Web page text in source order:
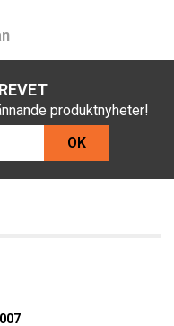
produktnyheter!
OK